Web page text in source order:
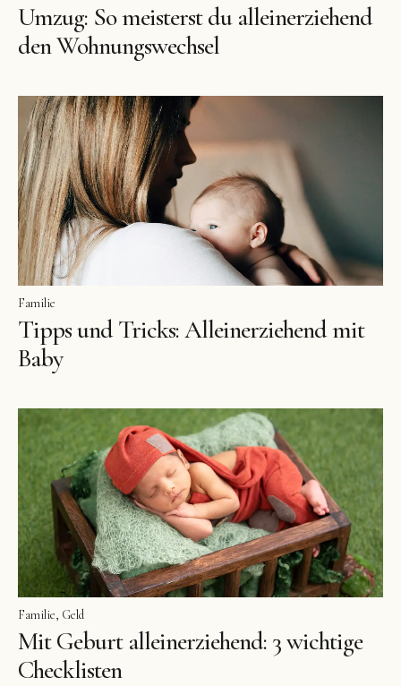
Umzug: So meisterst du alleinerziehend
den Wohnungswechsel
Familie
Tipps und Tricks: Alleinerziehend mit
Baby
Familie Geld
Mit Geburt alleinerziehend: 3 wichtige
Checklisten